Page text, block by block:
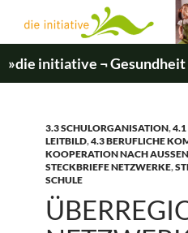
Inhalt
springen
3.3 SCHULORGANISATION,4.1
LEITBILD,4.3 BERUFLICHE
KOOPERATION NACH AUSSEN
STECKBRIEFE NETZWERKE,
SCHULE